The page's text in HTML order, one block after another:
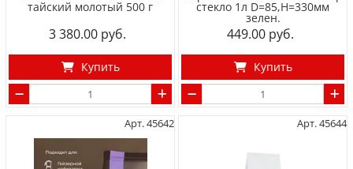
тайский молотый 500 г
3 380.00
Купить
стекло 1л D=85,H=330мм
зелен.
449.00
Купить
Арт. 45642 Арт. 45644